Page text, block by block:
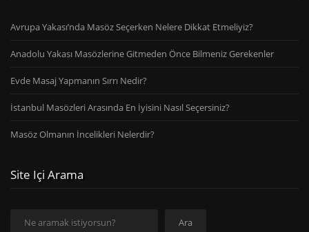
Avrupa Yakası’nda Masöz Seçerken Nelere Dikkat Etmeliyiz?
Anadolu Yakası Masözlerine Gitmeden Önce Bilmeniz Gerekenler
Evde Masaj Yapmanın Sırrı Nedir?
İstanbul Masözleri Arasında En İyisini Nasıl Seçersiniz?
Masöz Olmanın İncelikleri Nelerdir?
Site Içi Arama
Ara